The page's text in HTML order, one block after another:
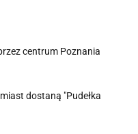
centrum Poznania
dostaną "Pudełka